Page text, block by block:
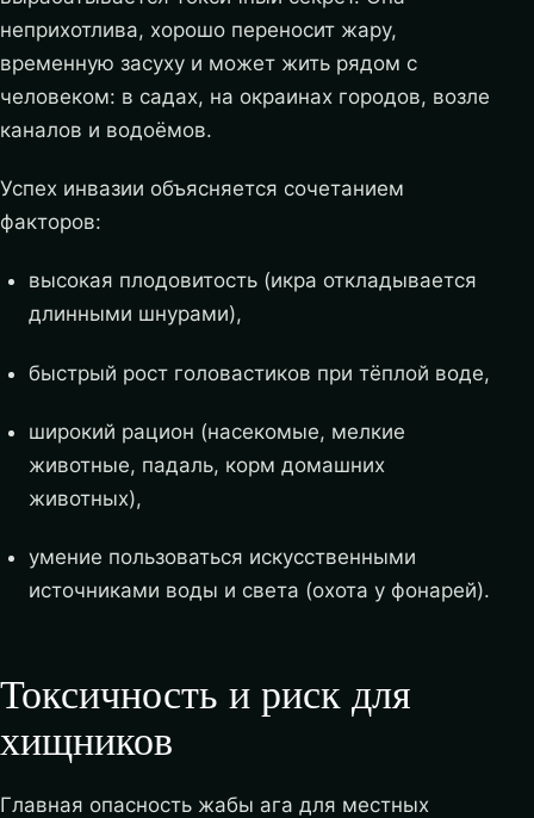
неприхотлива, хорошо переносит жару,
временную засуху и может жить рядом с
человеком: в садах, на окраинах городов, возле
каналов и водоёмов.
Успех инвазии объясняется сочетанием
факторов:
высокая плодовитость (икра откладывается
длинными шнурами),
быстрый рост головастиков при тёплой воде,
широкий рацион (насекомые, мелкие
животные, падаль, корм домашних
животных),
умение пользоваться искусственными
источниками воды и света (охота у фонарей).
Токсичность и риск для
хищников
Главная опасность жабы ага для местных